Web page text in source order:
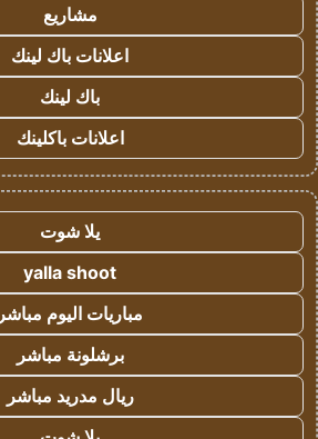
مشاريع
اعلانات باك لينك
باك لينك
اعلانات باكلينك
يلا شوت
yalla shoot
مباريات اليوم مباشر
برشلونة مباشر
ريال مدريد مباشر